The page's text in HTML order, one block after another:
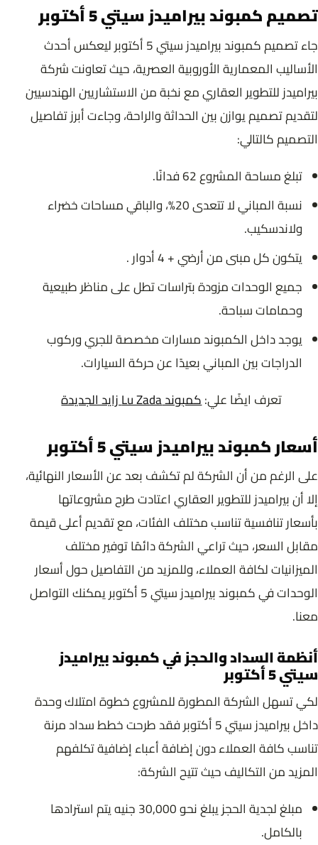
تصميم كمبوند بيراميدز سيتي 5 أكتوبر
جاء تصميم كمبوند بيراميدز سيتي 5 أكتوبر ليعكس أحدث
الأساليب المعمارية الأوروبية العصرية، حيث تعاونت شركة
بيراميدز للتطوير العقاري مع نخبة من الاستشاريين الهندسيين
لتقديم تصميم يوازن بين الحداثة والراحة، وجاءت أبرز تفاصيل
التصميم كالتالي:
تبلغ مساحة المشروع 62 فدانًا.
نسبة المباني لا تتعدى 20%، والباقي مساحات خضراء
ولاندسكيب.
يتكون كل مبنى من أرضي + 4 أدوار .
جميع الوحدات مزودة بتراسات تطل على مناظر طبيعية
وحمامات سباحة.
يوجد داخل الكمبوند مسارات مخصصة للجري وركوب
الدراجات بين المباني بعيدًا عن حركة السيارات.
تعرف ايضًا علي:كمبوند Lu Zada زايد الجديدة
أسعار كمبوند بيراميدز سيتي 5 أكتوبر
على الرغم من أن الشركة لم تكشف بعد عن الأسعار النهائية،
إلا أن بيراميدز للتطوير العقاري اعتادت طرح مشروعاتها
بأسعار تنافسية تناسب مختلف الفئات، مع تقديم أعلى قيمة
مقابل السعر، حيث تراعي الشركة دائمًا توفير مختلف
الميزانيات لكافة العملاء، وللمزيد من التفاصيل حول أسعار
الوحدات في كمبوند بيراميدز سيتي 5 أكتوبر يمكنك التواصل
معنا.
أنظمة السداد والحجز في كمبوند بيراميدز
سيتي 5 أكتوبر
لكي تسهل الشركة المطورة للمشروع خطوة امتلاك وحدة
داخل بيراميدز سيتي 5 أكتوبر فقد طرحت خطط سداد مرنة
تناسب كافة العملاء دون إضافة أعباء إضافية تكلفهم
المزيد من التكاليف حيث تتيح الشركة:
مبلغ لجدية الحجز يبلغ نحو 30,000 جنيه يتم استرادها
بالكامل.